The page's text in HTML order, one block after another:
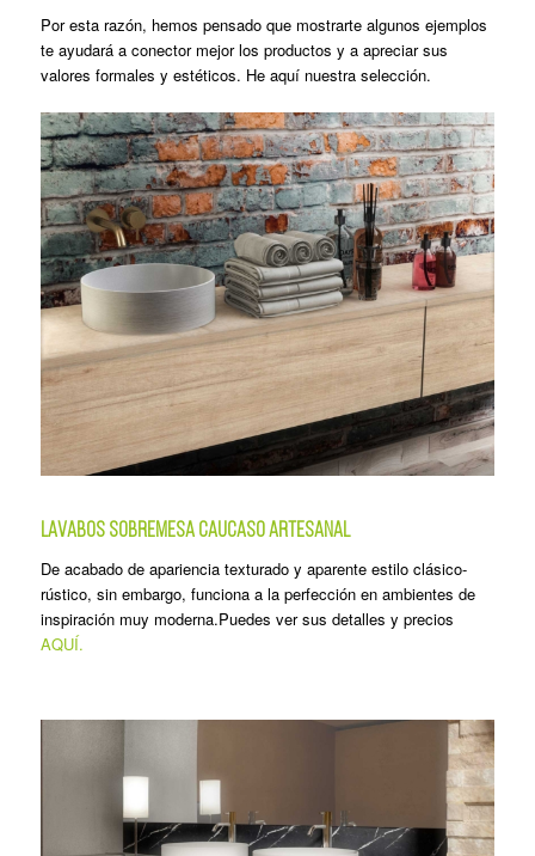
Por esta razón, hemos pensado que mostrarte algunos ejemplos
te ayudará a conector mejor los productos y a apreciar sus
valores formales y estéticos. He aquí nuestra selección.
LAVABOS SOBREMESA CAUCASO ARTESANAL
De acabado de apariencia texturado y aparente estilo clásico-
rústico, sin embargo, funciona a la perfección en ambientes de
inspiración muy moderna.Puedes ver sus detalles y precios
AQUÍ.